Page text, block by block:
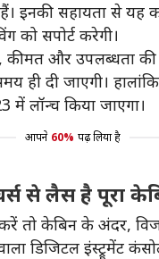
इनकी सहायता से यह
को सपोर्ट करेगी।
कीमत और उपलब्धता की
ही दी जाएगी।
में लॉन्च किया जाएगा।
आपने 60% पढ़ लिया है
से लैस है पूरा
करें तो केबिन के अंदर,
डिजिटल इंस्ट्रूमेंट